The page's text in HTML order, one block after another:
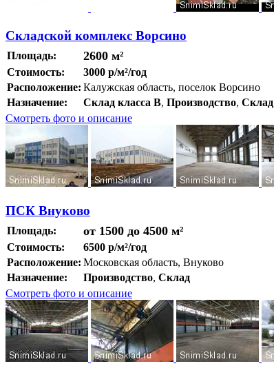
Складской комплекс Ворсино
Площадь: 2600 м²
Стоимость:
3000 р/м²/год
Расположение: Калужская область, поселок Ворсино
Назначение:
Склад класса B, Производство, Склад
Смотреть фото и описание
ПСК Внуково
Площадь: от 1500 до 4500 м²
Стоимость:
6500 р/м²/год
Расположение: Московская область, Внуково
Назначение:
Производство, Склад
Смотреть фото и описание